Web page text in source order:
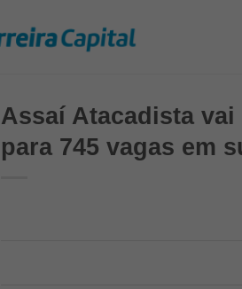
Assaí Atacadista
para 745 vagas em